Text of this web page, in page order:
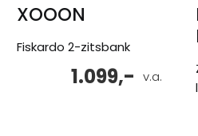
XOOON
Fiskardo 2-zitsbank
v.a.
1.099,-